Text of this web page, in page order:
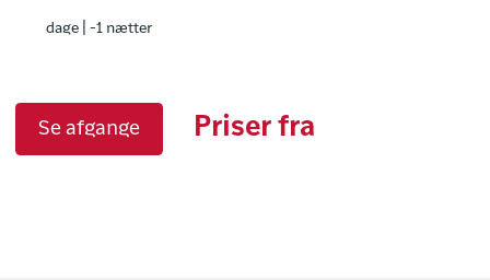
dage | -1 nætter
Se afgange Priser fra